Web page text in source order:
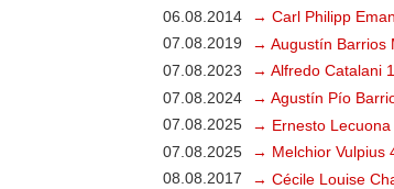
06.08.2014
→ Carl Philipp
07.08.2019
→ Augustín Barrios
07.08.2023
→ Alfredo Catalani
07.08.2024
→ Agustín Pío
07.08.2025
→ Ernesto Lecuona
07.08.2025
→ Melchior Vulpius
08.08.2017
→ Cécile Louise